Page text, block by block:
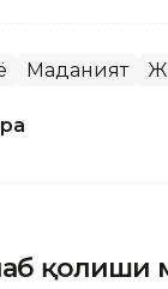
Маданият
қолиши